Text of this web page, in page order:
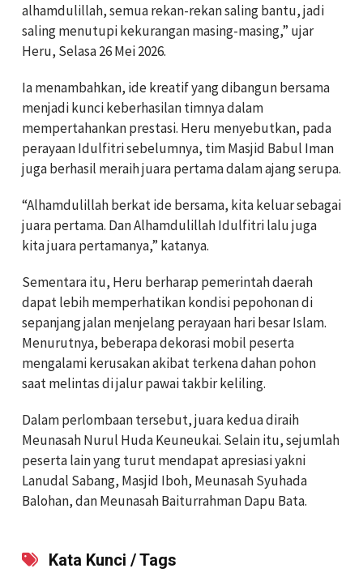
alhamdulillah, semua rekan-rekan saling bantu, jadi
saling menutupi kekurangan masing-masing,” ujar
Heru, Selasa 26 Mei 2026.
Ia menambahkan, ide kreatif yang dibangun bersama
menjadi kunci keberhasilan timnya dalam
mempertahankan prestasi. Heru menyebutkan, pada
perayaan Idulfitri sebelumnya, tim Masjid Babul Iman
juga berhasil meraih juara pertama dalam ajang serupa.
“Alhamdulillah berkat ide bersama, kita keluar sebagai
juara pertama. Dan Alhamdulillah Idulfitri lalu juga
kita juara pertamanya,” katanya.
Sementara itu, Heru berharap pemerintah daerah
dapat lebih memperhatikan kondisi pepohonan di
sepanjang jalan menjelang perayaan hari besar Islam.
Menurutnya, beberapa dekorasi mobil peserta
mengalami kerusakan akibat terkena dahan pohon
saat melintas di jalur pawai takbir keliling.
Dalam perlombaan tersebut, juara kedua diraih
Meunasah Nurul Huda Keuneukai. Selain itu, sejumlah
peserta lain yang turut mendapat apresiasi yakni
Lanudal Sabang, Masjid Iboh, Meunasah Syuhada
Balohan, dan Meunasah Baiturrahman Dapu Bata.
Kata Kunci / Tags